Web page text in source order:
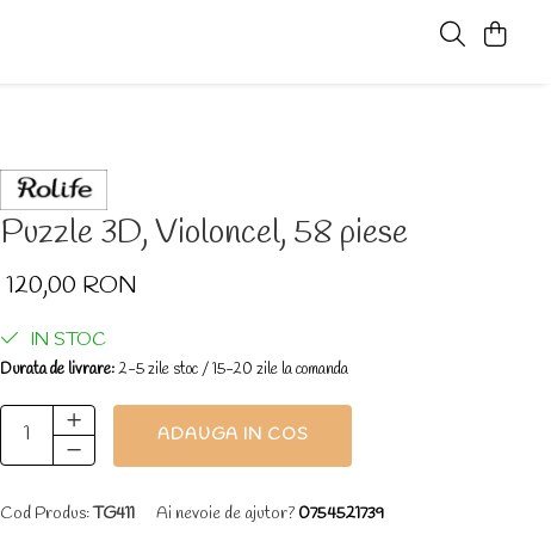
Puzzle 3D, Violoncel, 58 piese
120,00 RON
IN STOC
Durata de livrare:2-5 zile stoc / 15-20 zile la comanda
ADAUGA IN COS
Cod Produs:TG411 Ai nevoie de ajutor? 0754521739